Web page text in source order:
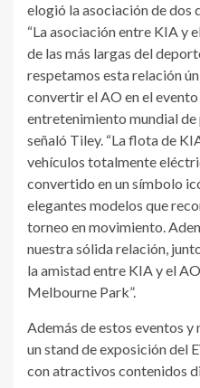
elogió la asociación de dos
“La asociación entre KIA y
de las más largas del
respetamos esta relación
convertir el AO en el
entretenimiento mundial de
señaló Tiley. “La flota de
vehículos totalmente
convertido en un símbolo
elegantes modelos que
torneo en movimiento.
nuestra sólida relación,
la amistad entre KIA y el
Melbourne Park”.
Además de estos eventos
un stand de exposición del
con atractivos contenidos